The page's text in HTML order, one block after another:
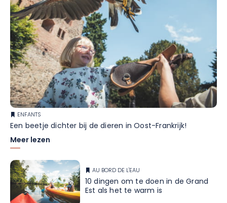
ENFANTS
Een beetje dichter bij de dieren in Oost-Frankrijk!
Meer lezen
AU BORD DE L'EAU
10 dingen om te doen in de Grand
Est als het te warm is